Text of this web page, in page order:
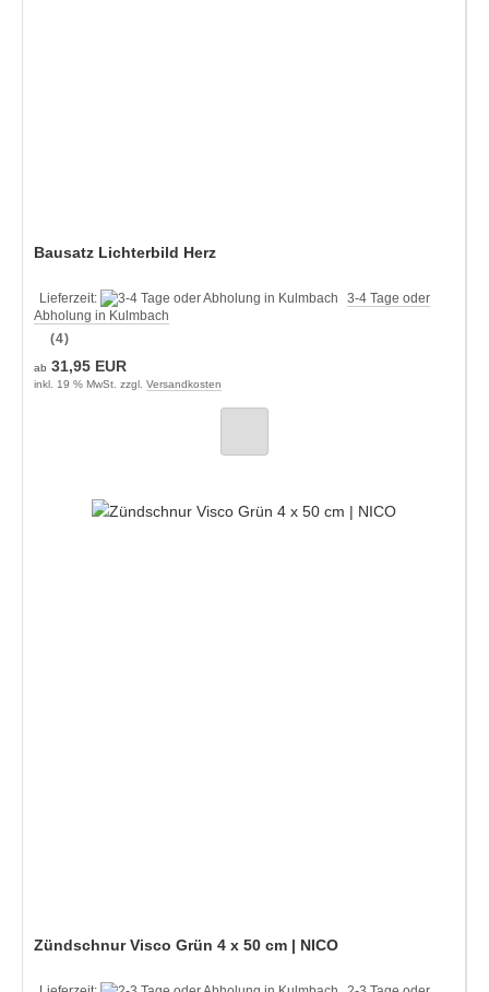
Bausatz Lichterbild Herz
Lieferzeit:
3-4 Tage oder
Abholung in Kulmbach
(4)
ab 31,95 EUR
inkl. 19 % MwSt. zzgl. Versandkosten
Zündschnur Visco Grün 4 x 50 cm | NICO